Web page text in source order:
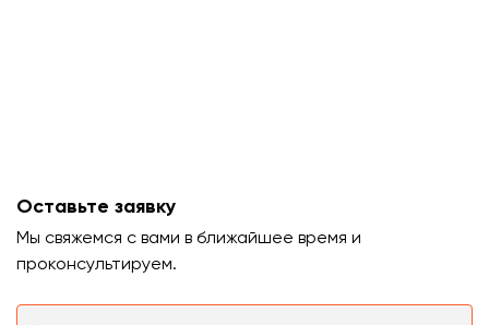
Оставьте заявку
Мы свяжемся с вами в ближайшее время и
проконсультируем.